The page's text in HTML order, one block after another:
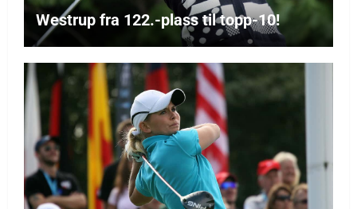
Westrup fra 122.-plass til topp-10!